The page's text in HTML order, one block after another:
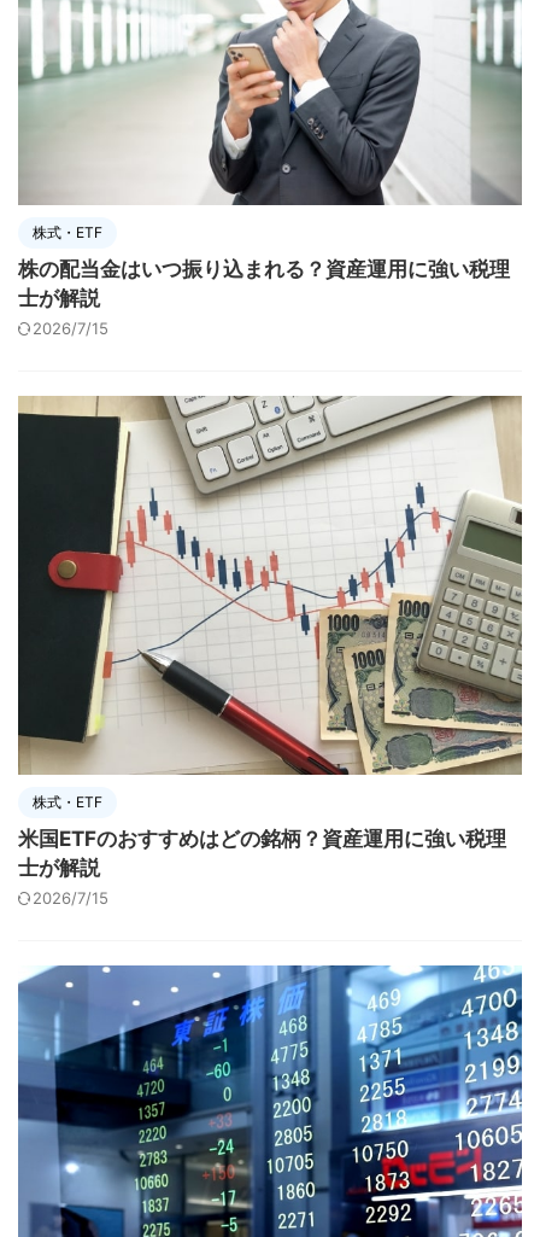
株式・ETF
株の配当金はいつ振り込まれる？資産運用に強い税理
士が解説
2026/7/15
株式・ETF
米国ETFのおすすめはどの銘柄？資産運用に強い税理
士が解説
2026/7/15